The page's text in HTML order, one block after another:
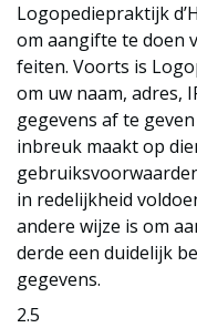
Logopediepraktijk
om aangifte te doen
feiten. Voorts is
om uw naam, adres,
gegevens af te
inbreuk maakt op
in redelijkheid
andere wijze is om
derde een duidelijk
gegevens.
2.5